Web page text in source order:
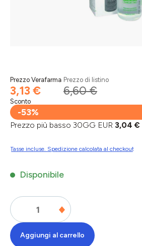
Prezzo Verafarma
3,13 €
Prezzo di listino
6,60 €
Sconto
-53%
Prezzo più basso 30GG EUR 3,04 €
Tasse incluse. Spedizione calcolata al checkout
Disponibile
Aggiungi al carrello